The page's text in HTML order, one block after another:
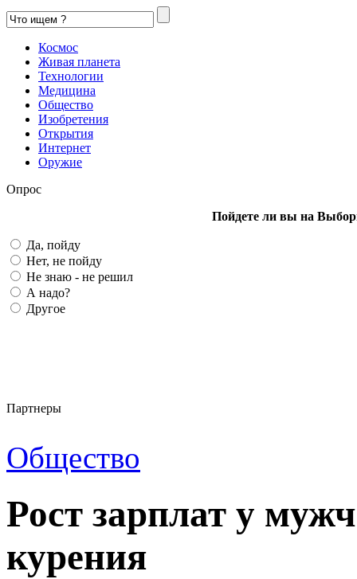
Космос
Живая планета
Технологии
Медицина
Общество
Изобретения
Открытия
Интернет
Оружие
Опрос
Пойдете ли вы на
Да, пойду
Нет, не пойду
Не знаю - не решил
А надо?
Другое
Партнеры
Общество
Рост зарплат у
курения